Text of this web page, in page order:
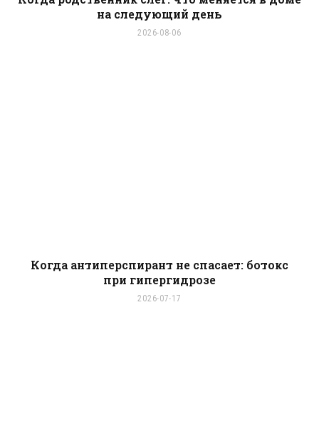
на следующий день
2026-08-06
Когда антиперспирант не спасает: ботокс
при гипергидрозе
2026-07-17